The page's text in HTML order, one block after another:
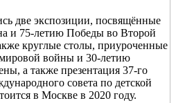
две экспозиции, посвящённые
и 75-летию Победы во Второй
круглые столы, приуроченные
войны и 30-летию
а также презентация 37-го
совета по детской
в Москве в 2020 году.